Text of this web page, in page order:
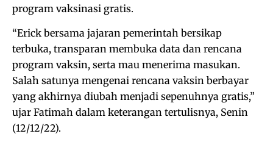
program vaksinasi gratis.
“Erick bersama jajaran pemerintah bersikap
terbuka, transparan membuka data dan rencana
program vaksin, serta mau menerima masukan.
Salah satunya mengenai rencana vaksin berbayar
yang akhirnya diubah menjadi sepenuhnya gratis,”
ujar Fatimah dalam keterangan tertulisnya, Senin
(12/12/22).